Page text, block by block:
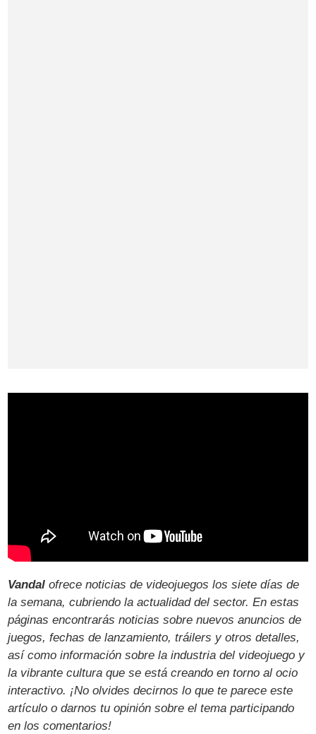
Vandal ofrece noticias de videojuegos los siete días de
la semana, cubriendo la actualidad del sector. En estas
páginas encontrarás noticias sobre nuevos anuncios de
juegos, fechas de lanzamiento, tráilers y otros detalles,
así como información sobre la industria del videojuego y
la vibrante cultura que se está creando en torno al ocio
interactivo. ¡No olvides decirnos lo que te parece este
artículo o darnos tu opinión sobre el tema participando
en los comentarios!